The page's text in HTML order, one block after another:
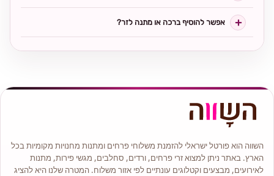
אפשר להוסיף ברכה או מתנה לזר?
השווה הוא פורטל ישראלי להזמנת משלוחי פרחים ומתנות מחנויות מקומיות בכל
הארץ. באתר ניתן למצוא זרי פרחים, ורדים, סחלבים, מגשי פירות, מתנות
לאירועים, מבצעים וקטלוגים עונתיים לפי אזור משלוח. המטרה שלנו היא להציג